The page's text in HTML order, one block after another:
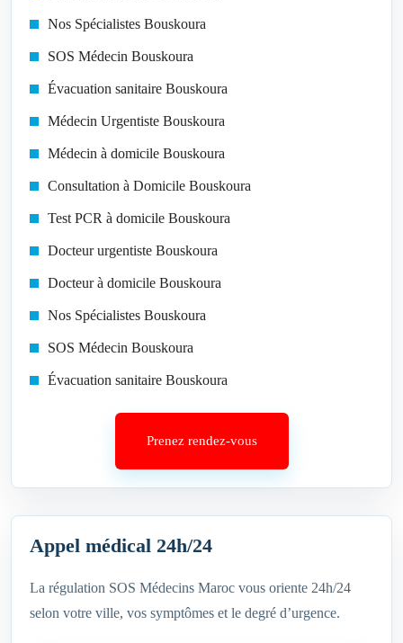
Nos Spécialistes Bouskoura
SOS Médecin Bouskoura
Évacuation sanitaire Bouskoura
Médecin Urgentiste Bouskoura
Médecin à domicile Bouskoura
Consultation à Domicile Bouskoura
Test PCR à domicile Bouskoura
Docteur urgentiste Bouskoura
Docteur à domicile Bouskoura
Nos Spécialistes Bouskoura
SOS Médecin Bouskoura
Évacuation sanitaire Bouskoura
Prenez rendez-vous
Appel médical 24h/24
La régulation SOS Médecins Maroc vous oriente 24h/24
selon votre ville, vos symptômes et le degré d’urgence.